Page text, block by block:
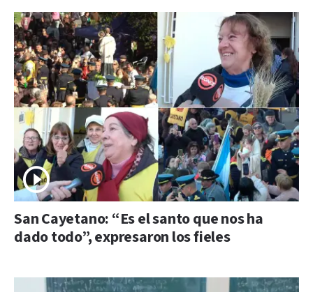
San Cayetano: “Es el santo que nos ha
dado todo”, expresaron los fieles